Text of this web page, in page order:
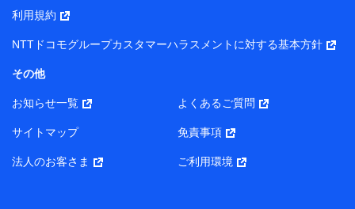
株式会社NTTドコモ・フィナンシャルグループ 代表取締役
社長 廣井 孝史
東京都中央区日本橋人形町2-14-10 アーバンネット日本橋
株式会社ドコモ・インシュアランス 代表取締役社長 吉
村 忠義
また当社は、オンライン面談による保険のご相談にあたっ
利用規約
NTTドコモグループカスタマーハラスメントに対する基本方針
その他
お知らせ一覧 よくあるご質問
サイトマップ 免責事項
法人のお客さま ご利用環境